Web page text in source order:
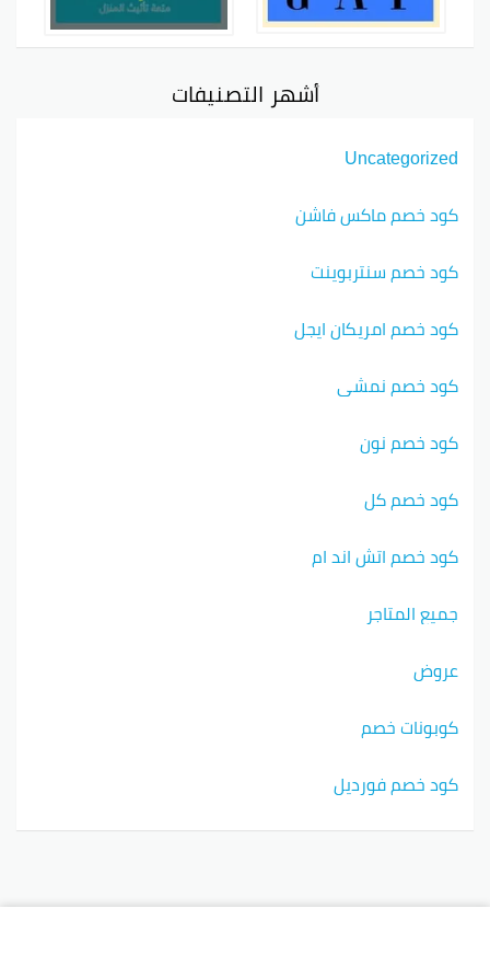
أشهر التصنيفات
Uncategorized
كود خصم ماكس فاشن
كود خصم سنتربوينت
كود خصم امريكان ايجل
كود خصم نمشي
كود خصم نون
كود خصم كل
كود خصم اتش اند ام
جميع المتاجر
عروض
كوبونات خصم
كود خصم فورديل